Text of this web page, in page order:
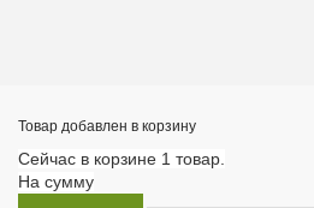
Товар добавлен в корзину
Сейчас в корзине 1 товар.
На сумму